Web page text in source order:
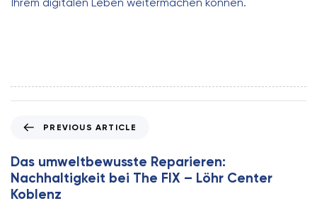
e
v
i
o
PREVIOUS ARTICLE
Das umweltbewusste Reparieren:
Nachhaltigkeit bei The FIX – Löhr Center
Koblenz